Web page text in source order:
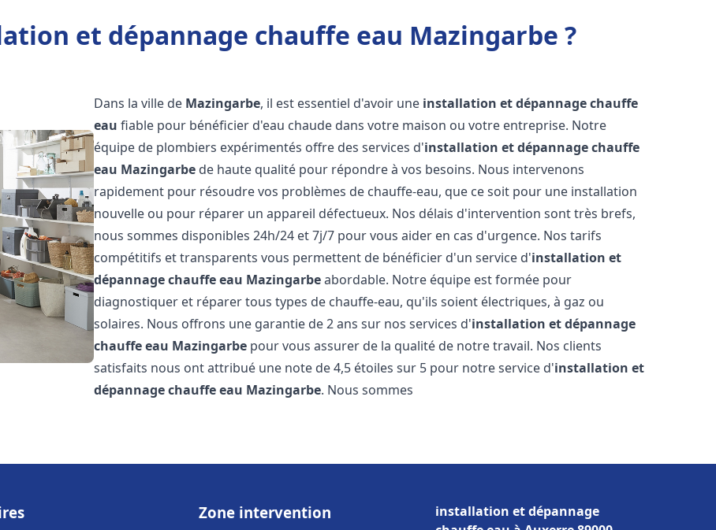
et dépannage chauffe eau Mazingarbe ?
Dans la ville de Mazingarbe, il est essentiel d'avoir une installation et dépannage chauffe
eau fiable pour bénéficier d'eau chaude dans votre maison ou votre entreprise. Notre
équipe de plombiers expérimentés offre des services d'installation et dépannage chauffe
eau Mazingarbe de haute qualité pour répondre à vos besoins. Nous intervenons
rapidement pour résoudre vos problèmes de chauffe-eau, que ce soit pour une installation
nouvelle ou pour réparer un appareil défectueux. Nos délais d'intervention sont très brefs,
nous sommes disponibles 24h/24 et 7j/7 pour vous aider en cas d'urgence. Nos tarifs
compétitifs et transparents vous permettent de bénéficier d'un service d'installation et
dépannage chauffe eau Mazingarbeabordable. Notre équipe est formée pour
diagnostiquer et réparer tous types de chauffe-eau, qu'ils soient électriques, à gaz ou
solaires. Nous offrons une garantie de 2 ans sur nos services d'installation et dépannage
chauffe eau Mazingarbe pour vous assurer de la qualité de notre travail. Nos clients
satisfaits nous ont attribué une note de 4,5 étoiles sur 5 pour notre service d'installation et
dépannage chauffe eau Mazingarbe. Nous sommes
Zone intervention
installation et dépannage